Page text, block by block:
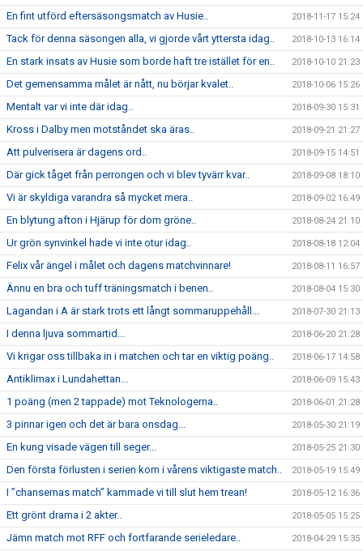
En fint utförd eftersäsongsmatch av Husie.. 2018-11-17 15:24
Tack för denna säsongen alla, vi gjorde vårt yttersta idag.. 2018-10-13 16:14
En stark insats av Husie som borde haft tre istället för en.. 2018-10-10 21:23
Det gemensamma målet är nått, nu börjar kvalet.. 2018-10-06 15:26
Mentalt var vi inte där idag.. 2018-09-30 15:31
Kross i Dalby men motståndet ska äras.. 2018-09-21 21:27
Att pulverisera är dagens ord.. 2018-09-15 14:51
Där gick tåget från perrongen och vi blev tyvärr kvar.. 2018-09-08 18:10
Vi är skyldiga varandra så mycket mera.. 2018-09-02 16:49
En blytung afton i Hjärup för dom gröne.. 2018-08-24 21:10
Ur grön synvinkel hade vi inte otur idag.. 2018-08-18 12:04
Felix vår ängel i målet och dagens matchvinnare! 2018-08-11 16:57
Ännu en bra och tuff träningsmatch i benen.. 2018-08-04 15:30
Lagandan i A är stark trots ett långt sommaruppehåll... 2018-07-30 21:13
I denna ljuva sommartid... 2018-06-20 21:28
Vi krigar oss tillbaka in i matchen och tar en viktig poäng.. 2018-06-17 14:58
Antiklimax i Lundahettan... 2018-06-09 15:43
1 poäng (men 2 tappade) mot Teknologerna.. 2018-06-01 21:28
3 pinnar igen och det är bara onsdag... 2018-05-30 21:19
En kung visade vägen till seger... 2018-05-25 21:30
Den första förlusten i serien kom i vårens viktigaste match.. 2018-05-19 15:49
I ”chansernas match” kammade vi till slut hem trean! 2018-05-12 16:36
Ett grönt drama i 2 akter.. 2018-05-05 15:25
Jämn match mot RFF och fortfarande serieledare.. 2018-04-29 15:35